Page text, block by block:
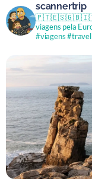
scannertrip
viagens pela
#viagens